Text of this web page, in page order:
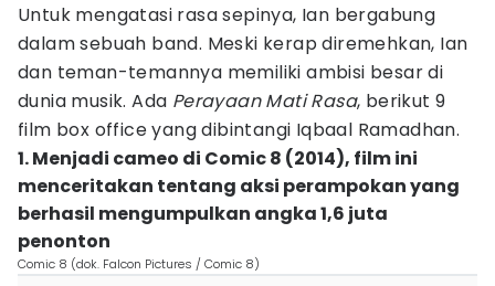
Untuk mengatasi rasa sepinya, Ian bergabung
dalam sebuah band. Meski kerap diremehkan, Ian
dan teman-temannya memiliki ambisi besar di
dunia musik. Ada Perayaan Mati Rasa, berikut 9
film box office yang dibintangi Iqbaal Ramadhan.
1. Menjadi cameo di Comic 8 (2014), film ini
menceritakan tentang aksi perampokan yang
berhasil mengumpulkan angka 1,6 juta
penonton
Comic 8 (dok. Falcon Pictures / Comic 8)